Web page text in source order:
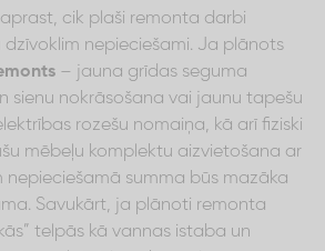
cik plaši remonta darbi
nepieciešami. Ja plānots
– jauna grīdas seguma
sienu nokrāsošana vai jaunu tapešu
rozešu nomaiņa, kā arī fiziski
mēbeļu komplektu aizvietošana ar
nepieciešamā summa būs mazāka
Savukārt, ja plānoti remonta
telpās kā vannas istaba un